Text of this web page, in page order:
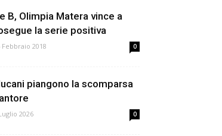
B, Olimpia Matera vince a
la serie positiva
Febbraio 2018 0
piangono la scomparsa
2026 0